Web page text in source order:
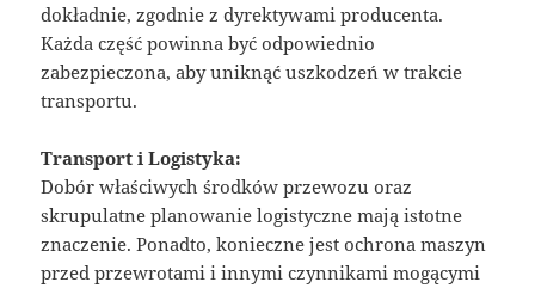
dokładnie, zgodnie z dyrektywami producenta.
Każda część powinna być odpowiednio
zabezpieczona, aby uniknąć uszkodzeń w trakcie
transportu.
Transport i Logistyka:
Dobór właściwych środków przewozu oraz
skrupulatne planowanie logistyczne mają istotne
znaczenie. Ponadto, konieczne jest ochrona maszyn
przed przewrotami i innymi czynnikami mogącymi